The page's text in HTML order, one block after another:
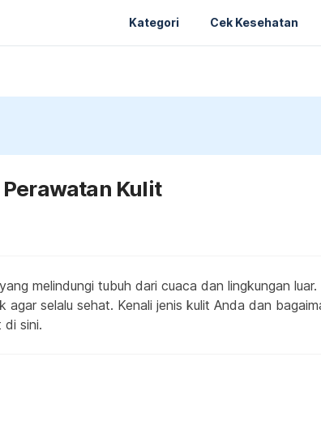
Kategori Cek Kesehatan
Perawatan Kulit
melindungi tubuh dari cuaca dan lingkungan
agar selalu sehat. Kenali jenis kulit Anda dan
sini.